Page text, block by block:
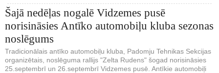
Šajā nedēļas nogalē Vidzemes pusē
norisināsies Antīko automobiļu kluba sezonas
noslēgums
Tradicionālais antīko automobiļu kluba, Padomju Tehnikas Sekcijas
organizētais, noslēguma rallijs "Zelta Rudens" šogad norisināsies
25.septembrī un 26.septembrī Vidzemes pusē. Antīkie automobiļi